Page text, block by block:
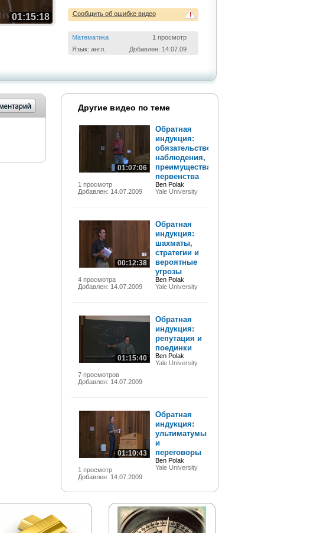
01:15:18 !
Сообщить об ошибке видео
Математика
1 просмотр
Язык: англ.
Добавлен: 14.07.09
Другие видео по теме
01:07:06
1 просмотр
Добавлен: 14.07.2009
Обратная
индукция:
обязательство,
наблюдения,
преимущества
первенства
Ben Polak
Yale University
00:12:38
4 просмотра
Добавлен: 14.07.2009
Обратная
индукция:
шахматы,
стратегии и
вероятные
угрозы
Ben Polak
Yale University
01:15:40
7 просмотров
Добавлен: 14.07.2009
Обратная
индукция:
репутация и
поединки
Ben Polak
Yale University
01:10:43
1 просмотр
Добавлен: 14.07.2009
Обратная
индукция:
ультиматумы
и
переговоры
Ben Polak
Yale University